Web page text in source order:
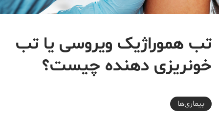
تب هموراژیک ویروسی یا تب
خونریزی دهنده چیست؟
2021-04-20T19:00:34+04:30
بیماری‌ها